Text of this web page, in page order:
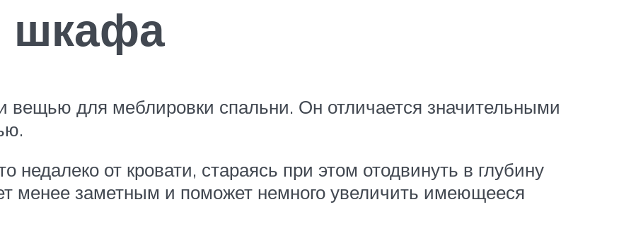
шкафа
вещью для меблировки спальни. Он отличается значительными
от кровати, стараясь при этом отодвинуть в глубину
менее заметным и поможет немного увеличить имеющееся